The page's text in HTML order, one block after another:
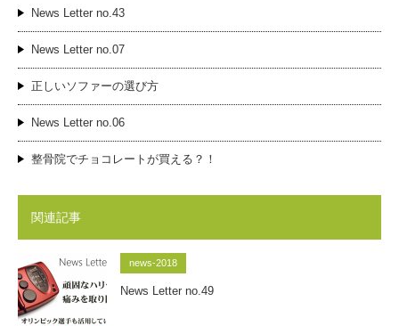
News Letter no.43
News Letter no.07
正しいソファーの選び方
News Letter no.06
整骨院でチョコレートが買える？！
関連記事
news-2018
News Letter no.49